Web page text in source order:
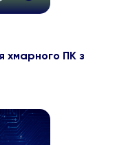
хмарного ПК з